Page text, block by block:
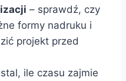
– sprawdź, czy
formy nadruku i
projekt przed
ile czasu zajmie